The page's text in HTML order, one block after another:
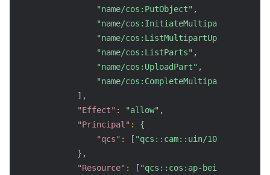
"name/cos:PutObject" ,
"name/cos:InitiateMultipartUpload"
"name/cos:ListMultipartUploads"
"name/cos:ListParts" ,
"name/cos:UploadPart" ,
"name/cos:CompleteMultipartUpload"
] ,
"Effect" : "allow" ,
"Principal" :
{
"qcs" : [ "qcs::cam::uin/
} ,
"Resource" : [ "qcs::cos:ap-beijing:uid/